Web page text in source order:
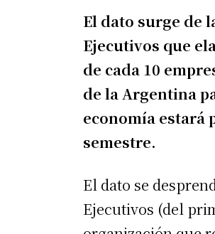
El dato surge de
Ejecutivos que
de cada 10
de la Argentina
economía estará
semestre.
El dato se
Ejecutivos (del